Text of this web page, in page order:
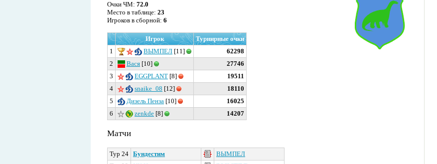
Очки ЧМ: 72.0
Место в таблице: 23
Игроков в сборной: 6
Игрок
Турнирные очки
1
ВЫМПЕЛ [11]
62298
2
Вася [10]
27746
3
EGGPLANT [8]
19511
4
snaike_08 [12]
18110
5
Дизель Пенза [10]
16025
6
zenkde [8] 14207
Матчи
Тур 24 Бундестим
ВЫМПЕЛ